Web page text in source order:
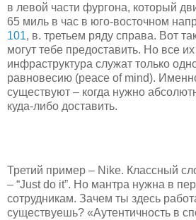
в левой части фургона, который
65 миль в час в юго-восточном
101, в. третьем ряду справа. Вот
могут тебе предоставить. Но все
инфраструктура служат только
равновесию (peace of mind).
существуют – когда нужно
куда-либо доставить.
Третий пример – Nike. Классный
– “Just do it”. Но мантра нужна в
сотрудникам. Зачем ты здесь
существуешь? «Аутентичность в